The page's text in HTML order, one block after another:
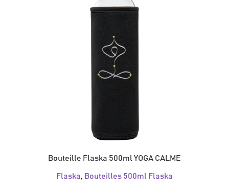
Bouteille Flaska 500ml YOGA CALME
Flaska, Bouteilles 500ml Flaska